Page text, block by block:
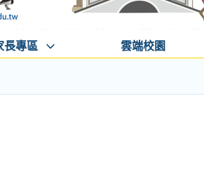
長專區 雲端校園